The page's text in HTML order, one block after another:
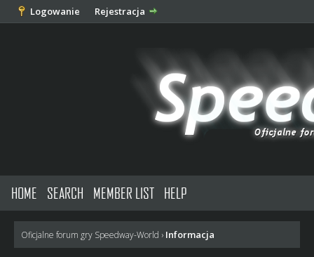
Logowanie Rejestracja
HOME SEARCH MEMBER LIST HELP
Oficjalne forum gry Speedway-World › Informacja